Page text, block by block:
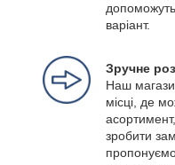
варіант.
Зручне
Наш
місці, де
зробити